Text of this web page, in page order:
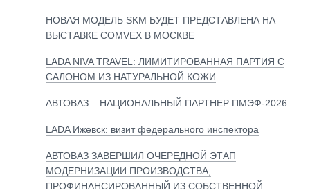
НОВАЯ МОДЕЛЬ SKM БУДЕТ ПРЕДСТАВЛЕНА НА
ВЫСТАВКЕ COMVEX В МОСКВЕ
LADA NIVA TRAVEL: ЛИМИТИРОВАННАЯ ПАРТИЯ С
САЛОНОМ ИЗ НАТУРАЛЬНОЙ КОЖИ
АВТОВАЗ – НАЦИОНАЛЬНЫЙ ПАРТНЕР ПМЭФ-2026
LADA Ижевск: визит федерального инспектора
АВТОВАЗ ЗАВЕРШИЛ ОЧЕРЕДНОЙ ЭТАП
МОДЕРНИЗАЦИИ ПРОИЗВОДСТВА,
ПРОФИНАНСИРОВАННЫЙ ИЗ СОБСТВЕННОЙ